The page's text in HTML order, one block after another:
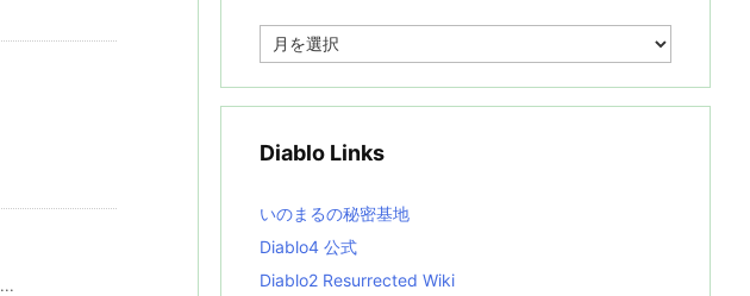
e
i
s
t
Diablo Links
いのまるの秘密基地
Diablo4 公式
Diablo2 Resurrected Wiki